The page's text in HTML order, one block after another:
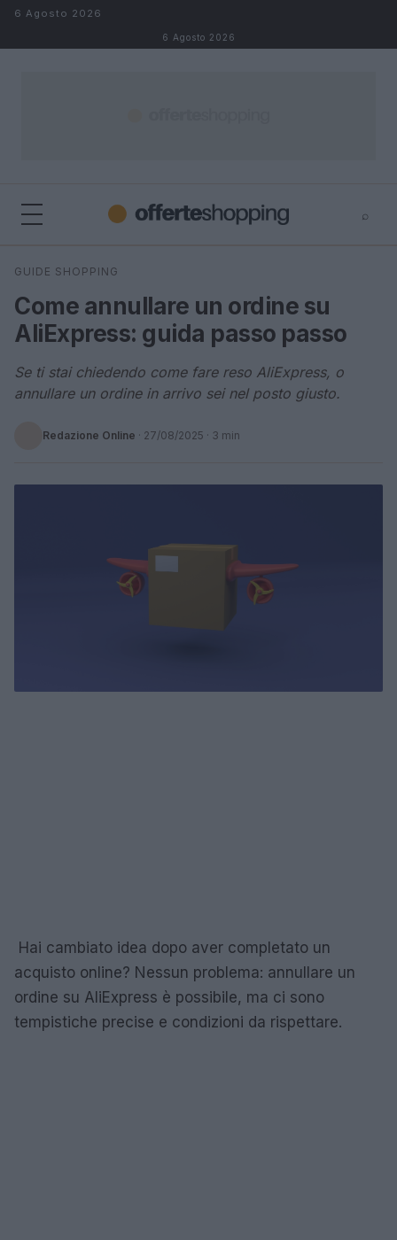
Salta al contenuto
6 Agosto 2026
6 Agosto 2026
⌕
Cerca
GUIDE SHOPPING
Come annullare un ordine su
AliExpress: guida passo passo
Se ti stai chiedendo come fare reso AliExpress, o
annullare un ordine in arrivo sei nel posto giusto.
Redazione Online · 27/08/2025 · 3 min
Hai cambiato idea dopo aver completato un
acquisto online? Nessun problema: annullare un
ordine su AliExpress è possibile, ma ci sono
tempistiche precise e condizioni da rispettare.